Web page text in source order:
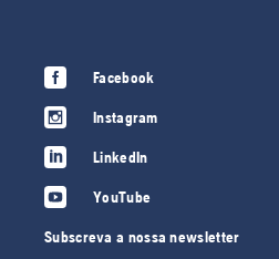
Facebook
Instagram
LinkedIn
YouTube
Subscreva a nossa newsletter